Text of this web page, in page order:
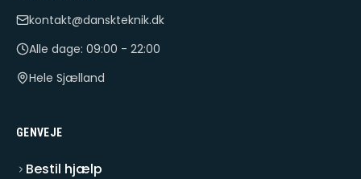
kontakt@danskteknik.dk
Alle dage: 09:00 - 22:00
Hele Sjælland
GENVEJE
Bestil hjælp